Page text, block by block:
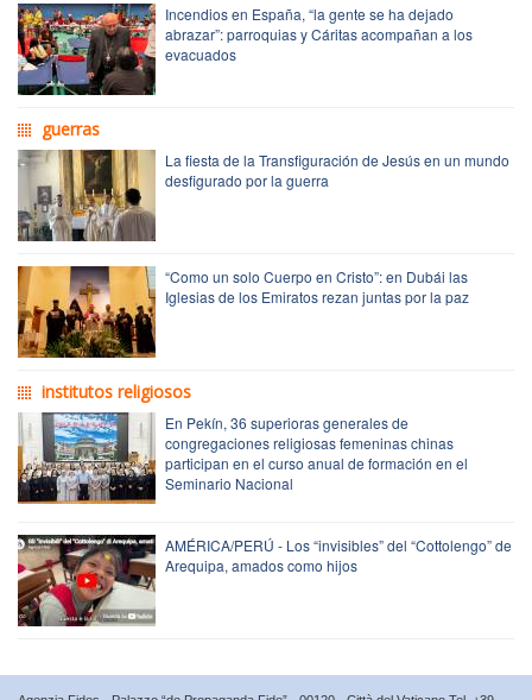
Incendios en España, “la gente se ha dejado
abrazar”: parroquias y Cáritas acompañan a los
evacuados
guerras
La fiesta de la Transfiguración de Jesús en un mundo
desfigurado por la guerra
“Como un solo Cuerpo en Cristo”: en Dubái las
Iglesias de los Emiratos rezan juntas por la paz
institutos religiosos
En Pekín, 36 superioras generales de
congregaciones religiosas femeninas chinas
participan en el curso anual de formación en el
Seminario Nacional
AMÉRICA/PERÚ - Los “invisibles” del “Cottolengo” de
Arequipa, amados como hijos